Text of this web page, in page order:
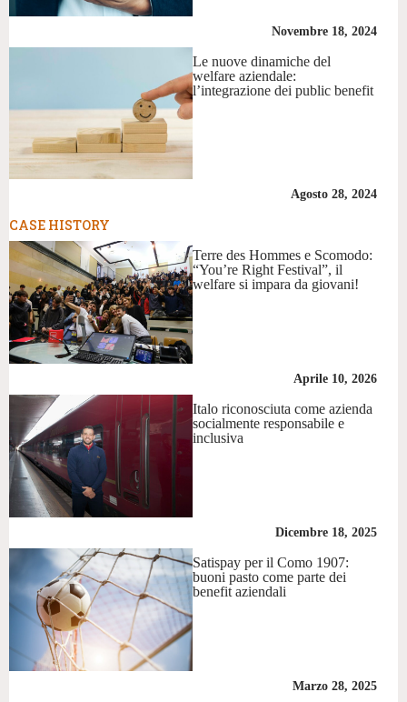
Novembre 18, 2024
Le nuove dinamiche del
welfare aziendale:
l’integrazione dei public benefit
Agosto 28, 2024
CASE HISTORY
Terre des Hommes e Scomodo:
“You’re Right Festival”, il
welfare si impara da giovani!
Aprile 10, 2026
Italo riconosciuta come azienda
socialmente responsabile e
inclusiva
Dicembre 18, 2025
Satispay per il Como 1907:
buoni pasto come parte dei
benefit aziendali
Marzo 28, 2025